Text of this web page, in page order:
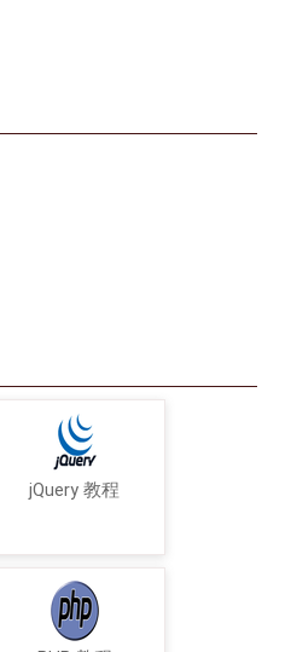
jQuery 教程